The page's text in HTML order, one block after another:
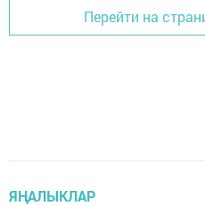
Перейти на
ЯҢАЛЫКЛАР